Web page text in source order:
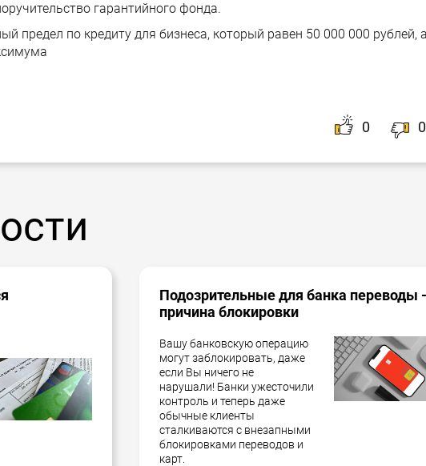
гарантийного фонда.
предел по кредиту для бизнеса, который равен 50 000 000 рублей,
0 0
Подозрительные для банка переводы -
причина блокировки
Вашу банковскую операцию
могут заблокировать, даже
если Вы ничего не
нарушали! Банки ужесточили
контроль и теперь даже
обычные клиенты
сталкиваются с внезапными
блокировками переводов и
карт.